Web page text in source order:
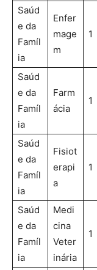
Saúd
e da
Famíl
ia
Enfer
mage
m
1
Saúd
e da
Famíl
ia
Farm
ácia
1
Saúd
e da
Famíl
ia
Fisiot
erapi
a
1
Saúd
e da
Famíl
ia
Medi
cina
Veter
inária
1